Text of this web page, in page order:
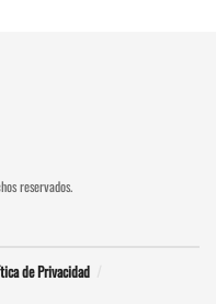
reservados.
de Privacidad